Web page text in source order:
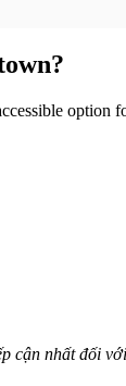
option
cận nhất đối